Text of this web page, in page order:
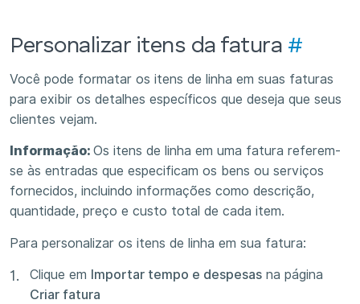
Personalizar itens da fatura #
Você pode formatar os itens de linha em suas faturas
para exibir os detalhes específicos que deseja que seus
clientes vejam.
Informação: Os itens de linha em uma fatura referem-
se às entradas que especificam os bens ou serviços
fornecidos, incluindo informações como descrição,
quantidade, preço e custo total de cada item.
Para personalizar os itens de linha em sua fatura:
Clique em Importar tempo e despesas na página
Criar fatura